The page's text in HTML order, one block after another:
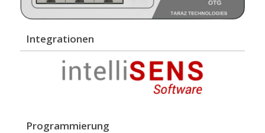
Integrationen
Programmierung